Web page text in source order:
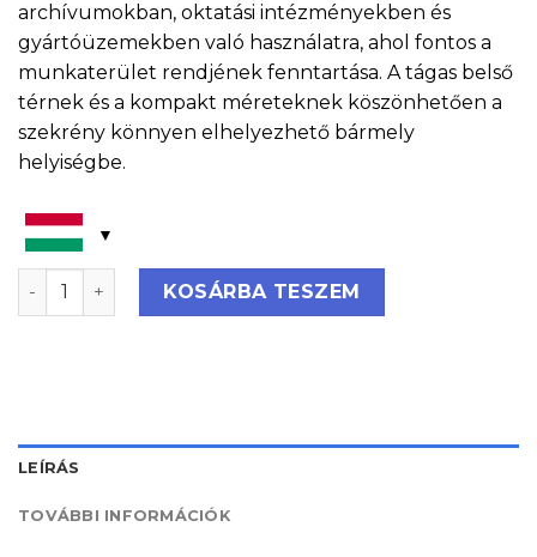
archívumokban, oktatási intézményekben és
gyártóüzemekben való használatra, ahol fontos a
munkaterület rendjének fenntartása. A tágas belső
térnek és a kompakt méreteknek köszönhetően a
szekrény könnyen elhelyezhető bármely
helyiségbe.
Tolóajtós szekrény SKG-10 K mennyiség
KOSÁRBA TESZEM
LEÍRÁS
TOVÁBBI INFORMÁCIÓK